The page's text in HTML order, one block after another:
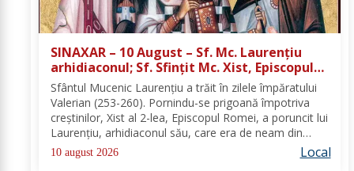
SINAXAR – 10 August – Sf. Mc. Laurenţiu
arhidiaconul; Sf. Sfinţit Mc. Xist, Episcopul
Romei
Sfântul Mucenic Laurenţiu a trăit în zilele împăratului
Valerian (253-260). Pornindu-se prigoană împotriva
creştinilor, Xist al 2-lea, Episcopul Romei, a poruncit lui
Laurenţiu, arhidiaconul său, care era de neam din
Spania, să chivernisească vistieria Bisericii şi să se
îngrijească de săraci....
10 august 2026 Local